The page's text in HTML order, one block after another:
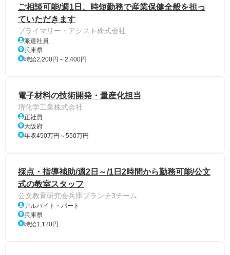
ご相談可能/週1日、時短勤務で産業保健全般を担っ
ていただきます
プライマリー・アシスト株式会社
派遣社員
兵庫県
時給2,200円～2,400円
電子材料の技術開発・量産化担当
堺化学工業株式会社
正社員
大阪府
年収450万円～550万円
採点・指導補助/週2日～/1日2時間から勤務可能/公文
式の教室スタッフ
公文教育研究会兵庫ブランチ3チーム
アルバイト・パート
兵庫県
時給1,120円